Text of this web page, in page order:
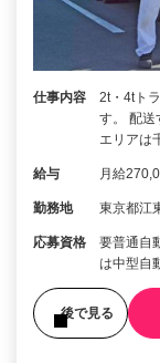
仕事内容
2t・4tト
す。 配送
エリアは
給与 月給
勤務地 東京都江
応募資格
要普通自
は中型自
後で見る